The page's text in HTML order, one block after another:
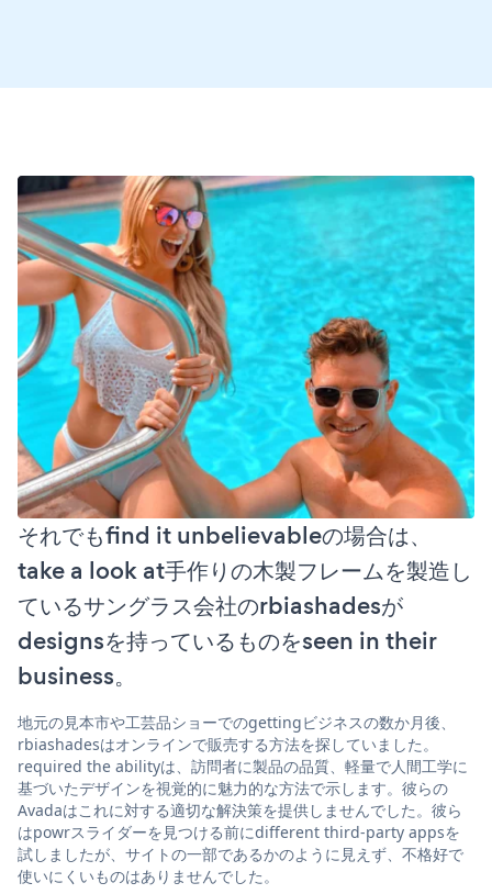
それでもfind it unbelievableの場合は、
take a look at手作りの木製フレームを製造し
ているサングラス会社のrbiashadesが
designsを持っているものをseen in their
business。
地元の見本市や工芸品ショーでのgettingビジネスの数か月後、
rbiashadesはオンラインで販売する方法を探していました。
required the abilityは、訪問者に製品の品質、軽量で人間工学に
基づいたデザインを視覚的に魅力的な方法で示します。彼らの
Avadaはこれに対する適切な解決策を提供しませんでした。彼ら
はpowrスライダーを見つける前にdifferent third-party appsを
試しましたが、サイトの一部であるかのように見えず、不格好で
使いにくいものはありませんでした。